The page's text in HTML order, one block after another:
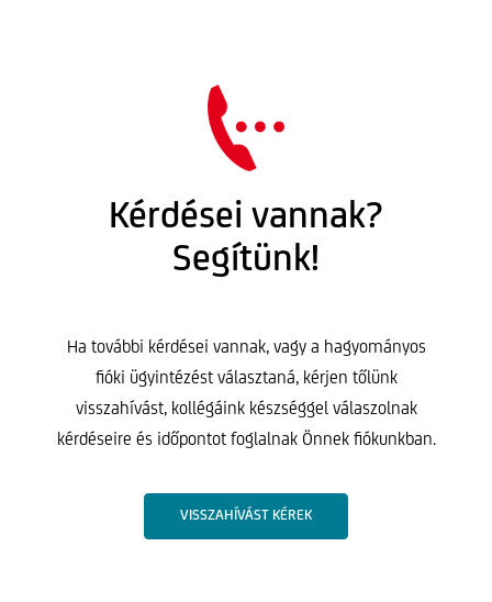
Kérdései vannak?
Segítünk!
Ha további kérdései vannak, vagy a hagyományos
fióki ügyintézést választaná, kérjen tőlünk
visszahívást, kollégáink készséggel válaszolnak
kérdéseire és időpontot foglalnak Önnek fiókunkban.
VISSZAHÍVÁST KÉREK